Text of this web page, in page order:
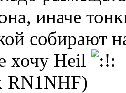
иначе
собирают
хочу Heil
RN1NHF)